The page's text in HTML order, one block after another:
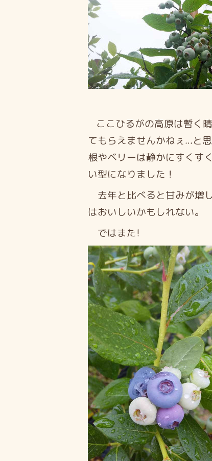
ここひるがの高原は暫く
てもらえませんかねぇ...と
根やベリーは静かにすくす
い型になりました！
去年と比べると甘みが増
はおいしいかもしれない。
ではまた!